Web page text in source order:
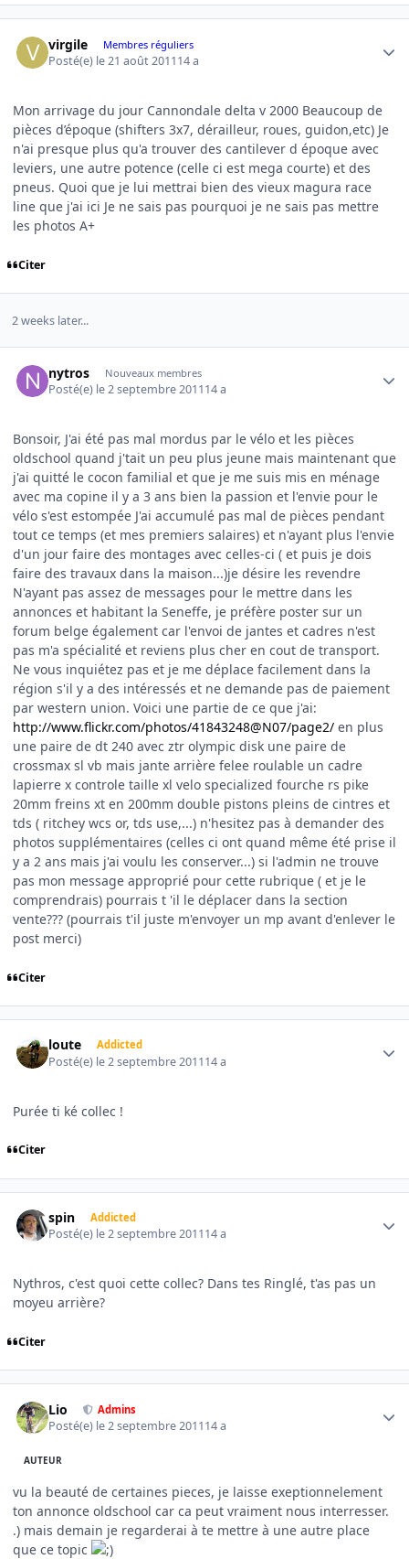
virgile Membres réguliers
Posté(e) le 21 août 201114 a
Mon arrivage du jour Cannondale delta v 2000 Beaucoup de
pièces d’époque (shifters 3x7, dérailleur, roues, guidon,etc) Je
n'ai presque plus qu'a trouver des cantilever d époque avec
leviers, une autre potence (celle ci est mega courte) et des
pneus. Quoi que je lui mettrai bien des vieux magura race
line que j'ai ici Je ne sais pas pourquoi je ne sais pas mettre
les photos A+
Citer
2 weeks later...
nytros Nouveaux membres
Posté(e) le 2 septembre 201114 a
Bonsoir, J'ai été pas mal mordus par le vélo et les pièces
oldschool quand j'tait un peu plus jeune mais maintenant que
j'ai quitté le cocon familial et que je me suis mis en ménage
avec ma copine il y a 3 ans bien la passion et l'envie pour le
vélo s'est estompée J'ai accumulé pas mal de pièces pendant
tout ce temps (et mes premiers salaires) et n'ayant plus l'envie
d'un jour faire des montages avec celles-ci ( et puis je dois
faire des travaux dans la maison...)je désire les revendre
N'ayant pas assez de messages pour le mettre dans les
annonces et habitant la Seneffe, je préfère poster sur un
forum belge également car l'envoi de jantes et cadres n'est
pas m'a spécialité et reviens plus cher en cout de transport.
Ne vous inquiétez pas et je me déplace facilement dans la
région s'il y a des intéressés et ne demande pas de paiement
par western union. Voici une partie de ce que j'ai:
http://www.flickr.com/photos/41843248@N07/page2/ en plus
une paire de dt 240 avec ztr olympic disk une paire de
crossmax sl vb mais jante arrière felee roulable un cadre
lapierre x controle taille xl velo specialized fourche rs pike
20mm freins xt en 200mm double pistons pleins de cintres et
tds ( ritchey wcs or, tds use,...) n'hesitez pas à demander des
photos supplémentaires (celles ci ont quand même été prise il
y a 2 ans mais j'ai voulu les conserver...) si l'admin ne trouve
pas mon message approprié pour cette rubrique ( et je le
comprendrais) pourrais t 'il le déplacer dans la section
vente??? (pourrais t'il juste m'envoyer un mp avant d'enlever le
post merci)
Citer
loute Addicted
Posté(e) le 2 septembre 201114 a
Purée ti ké collec !
Citer
spin Addicted
Posté(e) le 2 septembre 201114 a
Nythros, c'est quoi cette collec? Dans tes Ringlé, t'as pas un
moyeu arrière?
Citer
Lio Admins
Posté(e) le 2 septembre 201114 a
AUTEUR
vu la beauté de certaines pieces, je laisse exeptionnelement
ton annonce oldschool car ca peut vraiment nous interresser.
.) mais demain je regarderai à te mettre à une autre place
que ce topic